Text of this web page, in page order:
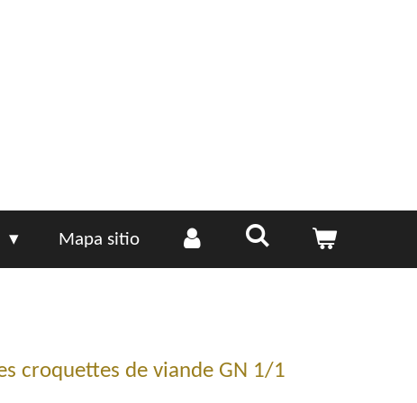
Mapa sitio
croquettes de viande GN 1/1